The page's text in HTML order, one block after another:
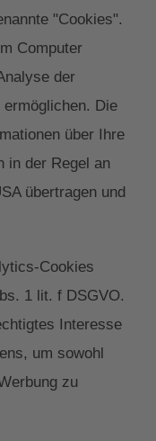
"Cookies".
Computer
der
Die
über Ihre
in der Regel an
übertragen und
Cookies
1 lit. f DSGVO.
Interesse
um sowohl
zu